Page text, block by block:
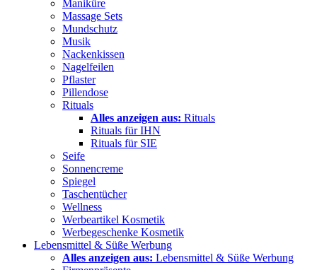
Maniküre
Massage Sets
Mundschutz
Musik
Nackenkissen
Nagelfeilen
Pflaster
Pillendose
Rituals
Alles anzeigen aus: Rituals
Rituals für IHN
Rituals für SIE
Seife
Sonnencreme
Spiegel
Taschentücher
Wellness
Werbeartikel Kosmetik
Werbegeschenke Kosmetik
Lebensmittel & Süße Werbung
Alles anzeigen aus: Lebensmittel & Süße Werbung